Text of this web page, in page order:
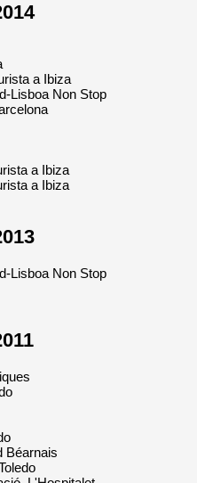
a Ibiza
Lisboa Non Stop
a Ibiza
a Ibiza
Lisboa Non Stop
Béarnais